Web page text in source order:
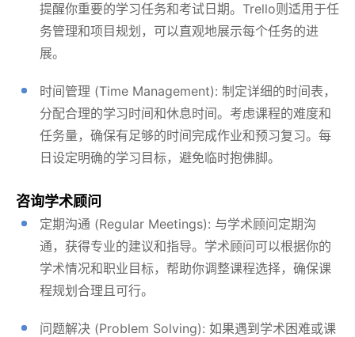
提醒你重要的学习任务和考试日期。Trello则适用于任
务管理和项目规划，可以直观地展示每个任务的进
展。
时间管理 (Time Management): 制定详细的时间表，
分配合理的学习时间和休息时间。考虑课程的难度和
任务量，确保有足够的时间完成作业和预习复习。每
日设定明确的学习目标，避免临时抱佛脚。
咨询学术顾问
定期沟通 (Regular Meetings): 与学术顾问定期沟
通，获得专业的建议和指导。学术顾问可以根据你的
学术情况和职业目标，帮助你调整课程选择，确保课
程规划合理且可行。
问题解决 (Problem Solving): 如果遇到学术困难或课